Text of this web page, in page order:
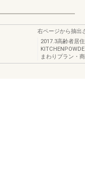
右ページから抽出
2017.3高齢者居
まわりプラン・